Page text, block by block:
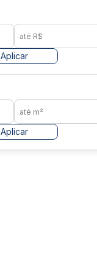
Aplicar
Aplicar